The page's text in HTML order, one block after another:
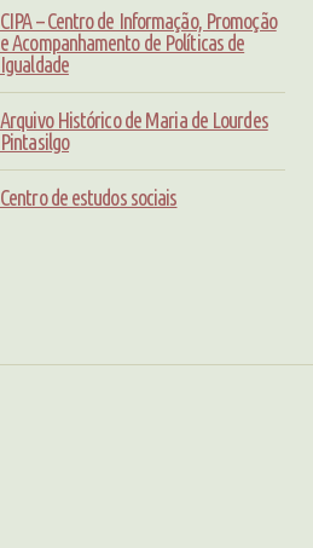
CIPA – Centro de Informação, Promoção
e Acompanhamento de Políticas de
Igualdade
Arquivo Histórico de Maria de Lourdes
Pintasilgo
Centro de estudos sociais